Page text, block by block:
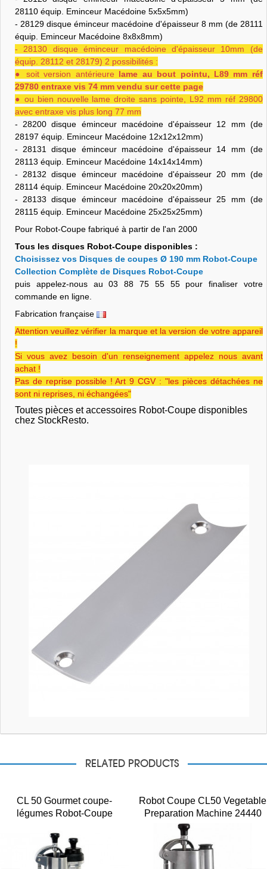
28110 équip. Eminceur Macédoine 5x5x5mm)
- 28129 disque éminceur macédoine d'épaisseur 8 mm (de 28111
équip. Eminceur Macédoine 8x8x8mm)
- 28130 disque éminceur macédoine d'épaisseur 10mm (de
équip. 28112 et 28179) 2 possibilités :
● soit version antérieure lame au bout pointu, L89 mm réf
29780 entraxe vis 74 mm vendu sur cette page
● ou bien nouvelle lame droite sans pointe, L92 mm réf 29800
avec entraxe vis plus long 77 mm
- 28200 disque éminceur macédoine d'épaisseur 12 mm (de
28197 équip. Eminceur Macédoine 12x12x12mm)
- 28131 disque éminceur macédoine d'épaisseur 14 mm (de
28113 équip. Eminceur Macédoine 14x14x14mm)
- 28132 disque éminceur macédoine d'épaisseur 20 mm (de
28114 équip. Eminceur Macédoine 20x20x20mm)
- 28133 disque éminceur macédoine d'épaisseur 25 mm (de
28115 équip. Eminceur Macédoine 25x25x25mm)
Pour Robot-Coupe fabriqué à partir de l'an 2000
Tous les disques Robot-Coupe disponibles :
Choisissez vos Disques de coupes Ø 190 mm Robot-Coupe
Collection Complète de Disques Robot-Coupe
puis appelez-nous au 03 88 75 55 55 pour finaliser votre
commande en ligne.
Fabrication française
Attention veuillez vérifier la marque et la version de votre appareil
!
Si vous avez besoin d'un renseignement appelez nous avant
achat !
Pas de reprise possible ! Art 9 CGV : "les pièces détachées ne
sont ni reprises, ni échangées"
Toutes pièces et accessoires Robot-Coupe disponibles
chez StockResto.
RELATED PRODUCTS
CL 50 Gourmet coupe-
légumes Robot-Coupe
Robot Coupe CL50 Vegetable
Preparation Machine 24440
single phase 230V